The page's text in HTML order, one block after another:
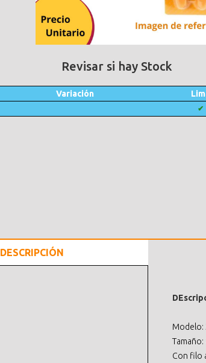
Revisar si hay Stock
Variación
✔
DESCRIPCIÓN
Modelo:
Tamaño:
Con filo